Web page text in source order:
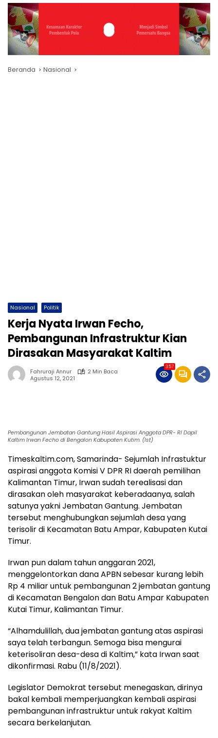
Beranda Nasional
Nasional Politik
Kerja Nyata Irwan Fecho,
Pembangunan Infrastruktur Kian
Dirasakan Masyarakat Kaltim
Fahruraji Annur
2 Min Baca
Agustus 12, 2021
357
Pembangunan Jembatan Gantung Hasil Aspirasi Anggota DPR- RI Dapil
Kaltim Irwan Fecho di Bengalon Kabupaten Kutim. (Ist)
Timeskaltim.com, Samarinda- Sejumlah Infrastuktur
aspirasi anggota Komisi V DPR RI daerah pemilihan
Kalimantan Timur, Irwan sudah terealisasi dan
dirasakan oleh masyarakat keberadaanya, salah
satunya yakni Jembatan Gantung. Jembatan
tersebut menghubungkan sejumlah desa yang
terisolir di Kecamatan Batu Ampar, Kabupaten Kutai
Timur.
Irwan pun dalam tahun anggaran 2021,
menggelontorkan dana APBN sebesar kurang lebih
Rp 4 miliar untuk pembangunan 2 jembatan gantung
di Kecamatan Bengalon dan Batu Ampar Kabupaten
Kutai Timur, Kalimantan Timur.
“Alhamdulillah, dua jembatan gantung atas aspirasi
saya telah terbangun. Semoga bisa mengurai
keterisoliran desa-desa di Kaltim,” kata Irwan saat
dikonfirmasi. Rabu (11/8/2021).
Legislator Demokrat tersebut menegaskan, dirinya
bakal kembali memperjuangkan kembali aspirasi
pembangunan infrastruktur untuk rakyat Kaltim
secara berkelanjutan.